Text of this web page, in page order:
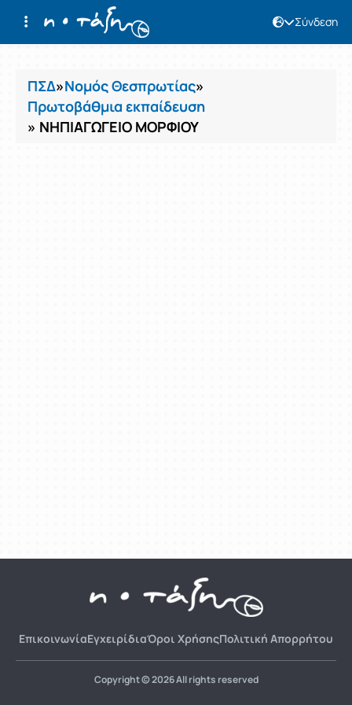
Σύνδεση
Μαθήματα
ΠΣΔ»Νομός Θεσπρωτίας»
Πρωτοβάθμια εκπαίδευση
» ΝΗΠΙΑΓΩΓΕΙΟ ΜΟΡΦΙΟΥ
ΕπικοινωνίαΕγχειρίδιαΌροι ΧρήσηςΠολιτική Απορρήτου
Copyright © 2026 All rights reserved